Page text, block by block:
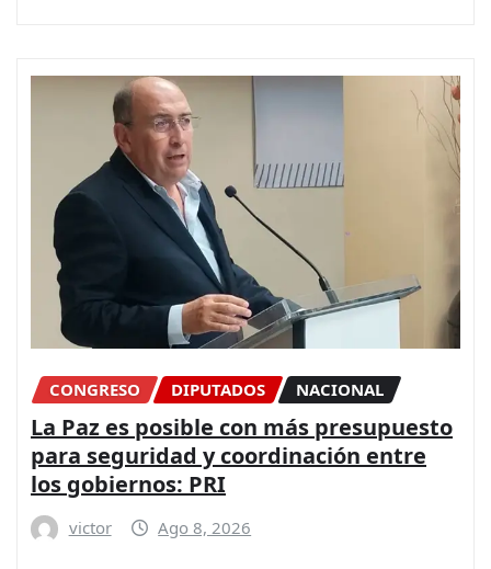
CONGRESO DIPUTADOS NACIONAL
La Paz es posible con más presupuesto
para seguridad y coordinación entre
los gobiernos: PRI
victor Ago 8, 2026